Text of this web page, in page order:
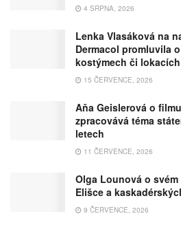
4 SRPNA, 2026
Lenka Vlasáková na
Dermacol promluvila
kostýmech či lokacích
15 ČERVENCE, 2026
Aňa Geislerová o
zpracovává téma
letech
11 ČERVENCE, 2026
Olga Lounová o
Elišce a
9 ČERVENCE, 2026